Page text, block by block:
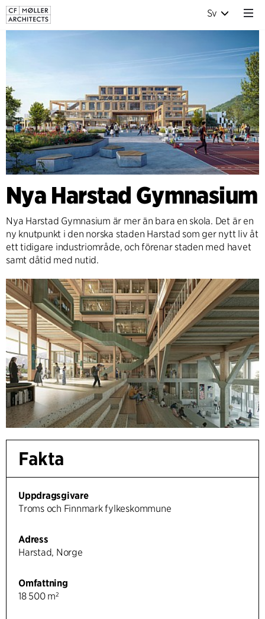
Sv
Nya Harstad Gymnasium
Nya Harstad Gymnasium är mer än bara en skola. Det är en
ny knutpunkt i den norska staden Harstad som ger nytt liv åt
ett tidigare industriområde, och förenar staden med havet
samt dåtid med nutid.
Fakta
Uppdragsgivare
Troms och Finnmark fylkeskommune
Adress
Harstad, Norge
Omfattning
18 500 m²